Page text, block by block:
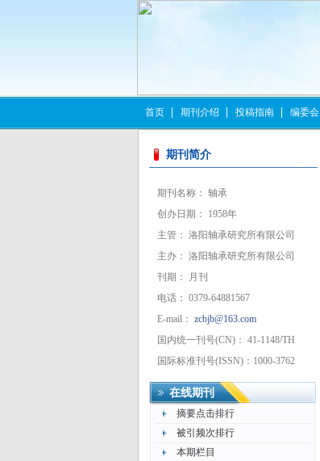
首页 期刊介绍 投稿指南 编委会
期刊简介
期刊名称： 轴承
创办日期： 1958年
主管： 洛阳轴承研究所有限公司
主办： 洛阳轴承研究所有限公司
刊期： 月刊
电话： 0379-64881567
E-mail： zcbjb@163.com
国内统一刊号(CN)： 41-1148/TH
国际标准刊号(ISSN)：1000-3762
在线期刊
摘要点击排行
被引频次排行
本期栏目